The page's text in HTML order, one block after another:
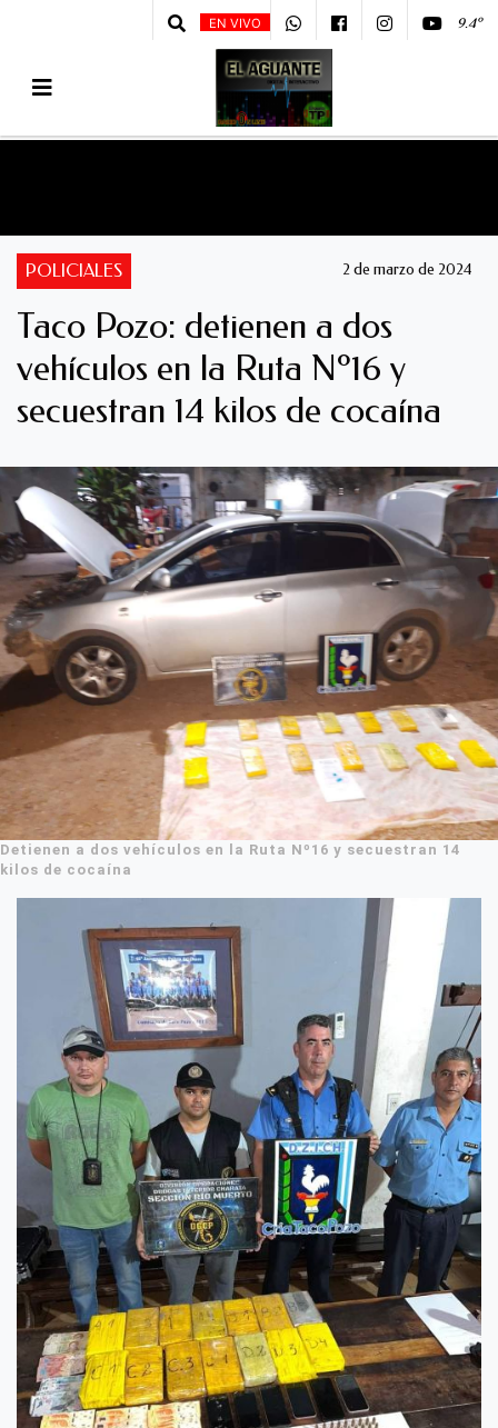
EN VIVO 9.4º
POLICIALES 2 de marzo de 2024
Taco Pozo: detienen a dos
vehículos en la Ruta Nº16 y
secuestran 14 kilos de cocaína
Detienen a dos vehículos en la Ruta Nº16 y secuestran 14
kilos de cocaína